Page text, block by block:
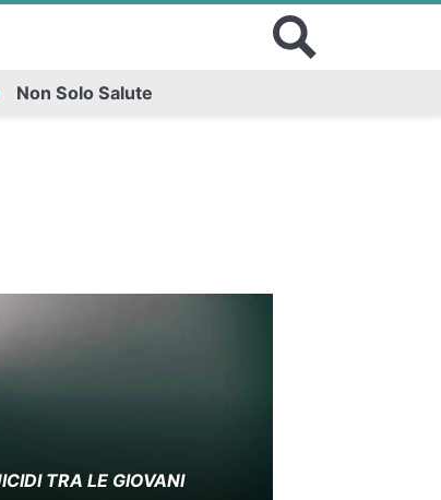
Non Solo Salute
TRA LE GIOVANI